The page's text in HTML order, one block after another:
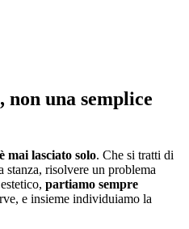
non una semplice
mai lasciato solo. Che si tratti di
stanza, risolvere un problema
partiamo sempre
e insieme individuiamo la